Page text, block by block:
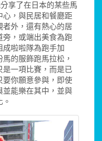
享了在日本的某些馬
心，與民居和餐廳距
外，還有熱心的居
旁，或端出美食為跑
啦啦隊為跑手加
的服飾跑馬拉松，
一項比賽，而是已
要你願意參與，即使
並能樂在其中，並與